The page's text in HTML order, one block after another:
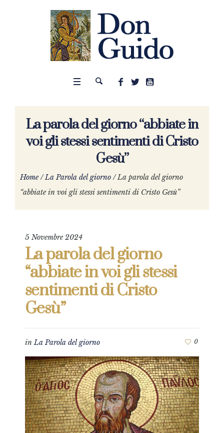
La parola del giorno “abbiate in
voi gli stessi sentimenti di Cristo
Gesù”
Home /La Parola del giorno /La parola del giorno
“abbiate in voi gli stessi sentimenti di Cristo Gesù”
5 Novembre 2024
La parola del giorno
“abbiate in voi gli stessi
sentimenti di Cristo
Gesù”
inLa Parola del giorno 0